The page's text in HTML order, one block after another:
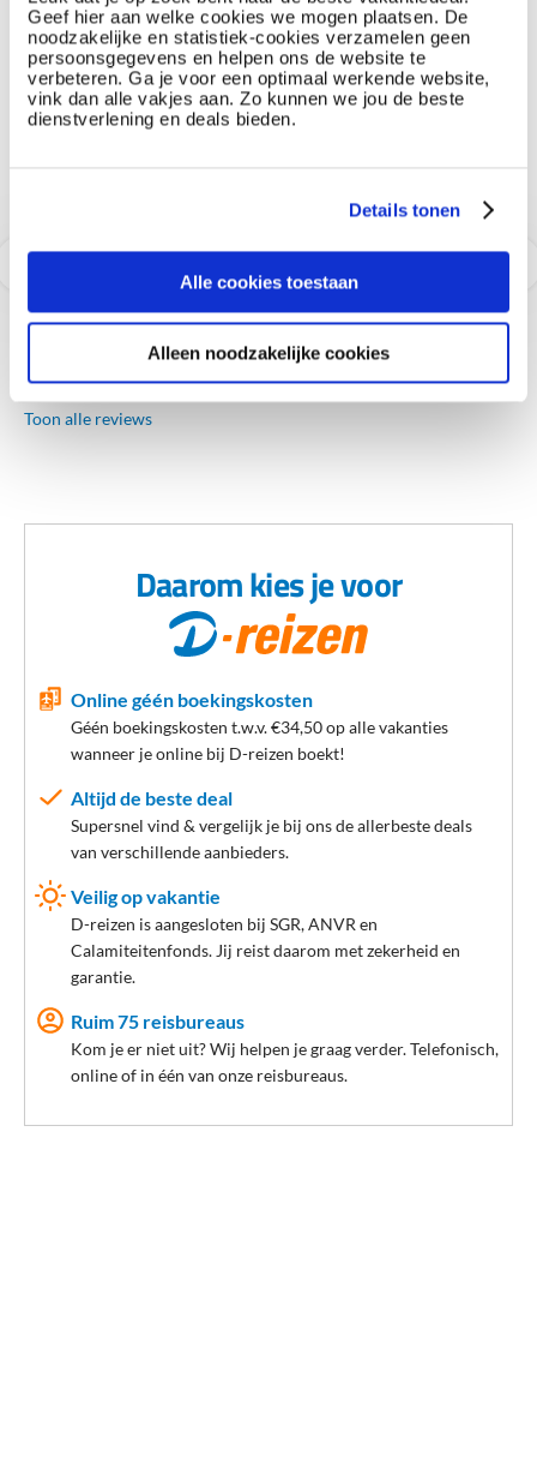
Geef hier aan welke cookies we mogen plaatsen. De
noodzakelijke en statistiek-cookies verzamelen geen
persoonsgegevens en helpen ons de website te
verbeteren. Ga je voor een optimaal werkende website,
vink dan alle vakjes aan. Zo kunnen we jou de beste
dienstverlening en deals bieden.
Details tonen
Alle cookies toestaan
Alleen noodzakelijke cookies
Kwaliteit Bedden 10 Prijs/Kwaliteit
20 april 2025
Toon alle reviews
Daarom kies je voor
Online géén boekingskosten
Géén boekingskosten t.w.v. €34,50 op alle vakanties
wanneer je online bij D-reizen boekt!
Altijd de beste deal
Supersnel vind & vergelijk je bij ons de allerbeste deals
van verschillende aanbieders.
Veilig op vakantie
D-reizen is aangesloten bij SGR, ANVR en
Calamiteitenfonds. Jij reist daarom met zekerheid en
garantie.
Ruim 75 reisbureaus
Kom je er niet uit? Wij helpen je graag verder. Telefonisch,
online of in één van onze reisbureaus.